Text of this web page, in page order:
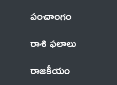
పంచాంగం
రాశి ఫలాలు
రాజకీయం